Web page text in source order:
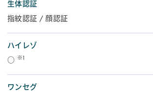
生体認証
指紋認証 / 顔認証
ハイレゾ
○ ※1
ワンセグ